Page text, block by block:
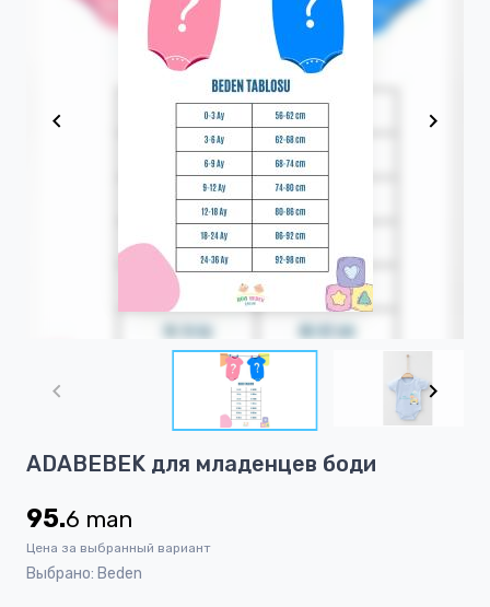
1
2
ADABEBEK для младенцев боди
95.6 man
Цена за выбранный вариант
Выбрано: Beden